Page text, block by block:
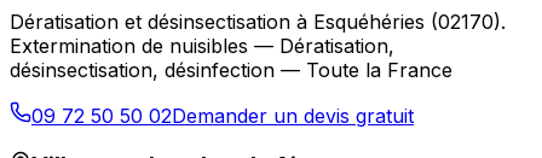
Dératisation et désinsectisation à Esquéhéries (02170).
Extermination de nuisibles — Dératisation,
désinsectisation, désinfection — Toute la France
09 72 50 50 02Demander un devis gratuit